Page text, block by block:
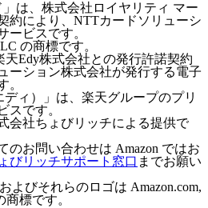
は、株式会社ロイヤリティ マー
約により、NTTカードソリューシ
ービスです。
の商標です。
Edy株式会社との発行許諾契約
ーション株式会社が発行する電子
。
ィ）」は、楽天グループのプリ
スです。
会社ちょびリッチによる提供で
のお問い合わせは Amazon ではお
びリッチサポート窓口 までお願い
よびそれらのロゴは Amazon.com,
標です。